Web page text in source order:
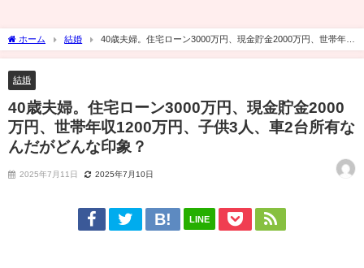
ホーム 結婚
40歳夫婦。住宅ローン3000万円、現金貯金2000万円、世帯年収
1200万円、子供3人、車2台所有なんだがどんな印象？
結婚
40歳夫婦。住宅ローン3000万円、現金貯金2000
万円、世帯年収1200万円、子供3人、車2台所有な
んだがどんな印象？
2025年7月11日 2025年7月10日
LINE